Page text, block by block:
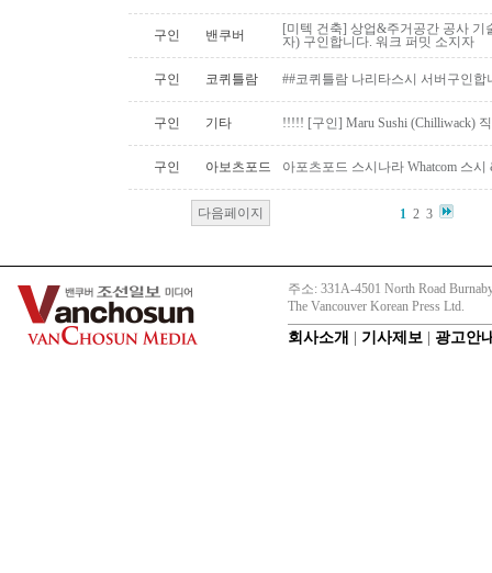
구인 밴쿠버
[미텍 건축] 상업&주거공간 공사
자) 구인합니다. 워크 퍼밋 소지자
구인 코퀴틀람 ##코퀴틀람 나리타스시 서버구인합
구인 기타 !!!!! [구인] Maru Sushi (Chilliwack)
구인 아보츠포드 아포츠포드 스시나라 Whatcom 스
다음페이지 1 2 3
주소: 331A-4501 North Road
The Vancouver Korean Press Ltd.
회사소개 기사제보 광고안